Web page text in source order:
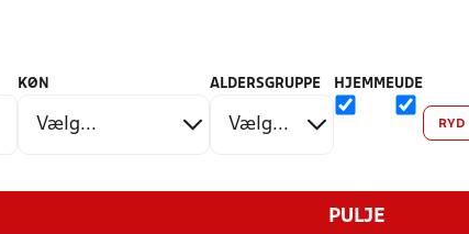
KØN ALDERSGRUPPE HJEMMEUDE
RYD
PULJE